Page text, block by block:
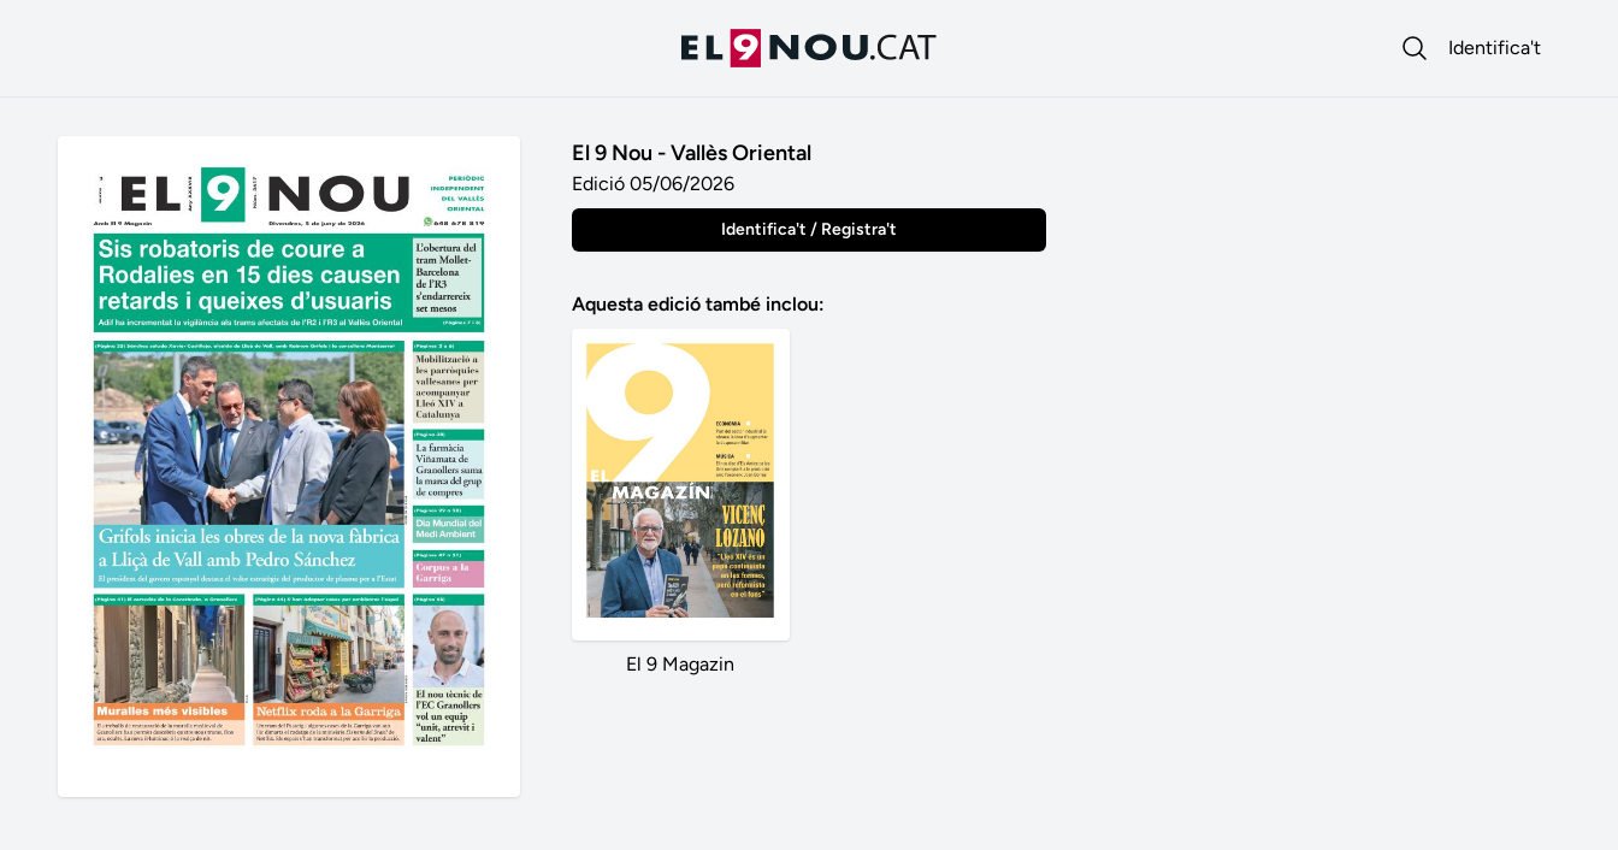
Identifica't
El 9 Nou - Vallès Oriental
Edició 05/06/2026
Identifica't / Registra't
Aquesta edició també inclou:
El 9 Magazin